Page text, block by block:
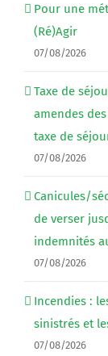
Pour une
(Ré)Agir
07/08/2026
Taxe de
amendes
taxe de
07/08/2026
Canicules/
de verser
indemnités
07/08/2026
Incendies :
sinistrés et
07/08/2026